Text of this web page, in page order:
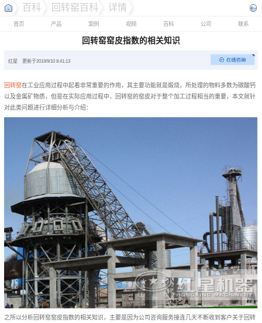
百科 回转窑百科 详情
首页 产品 案例 视频 百科 公司 联系
回转窑窑皮指数的相关知识
红星 更新于2019/9/10 8:41:13
回转窑在工业应用过程中起着非常重要的作用，其主要功能就是煅烧，所处理的物料多数为碳酸钙
以及金属矿物质，但是在实际应用过程中，回转窑的窑皮对于整个加工过程相当的重要，本文就针
对此类问题进行详细分析与介绍：
之所以分析回转窑窑皮指数的相关知识，主要是因为公司咨询服务接连几天不断收到客户关于回转